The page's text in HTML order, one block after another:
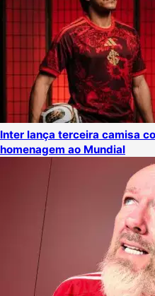
Inter lança terceira camisa
homenagem ao Mundial